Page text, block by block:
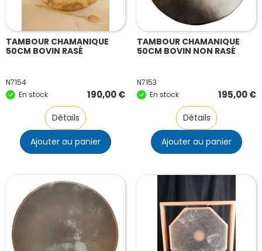
TAMBOUR CHAMANIQUE
50CM BOVIN RASÉ
N7154
En stock
190,00€
Détails
Ajouter au panier
TAMBOUR CHAMANIQUE
50CM BOVIN NON RASÉ
N7153
En stock
195,00€
Détails
Ajouter au panier